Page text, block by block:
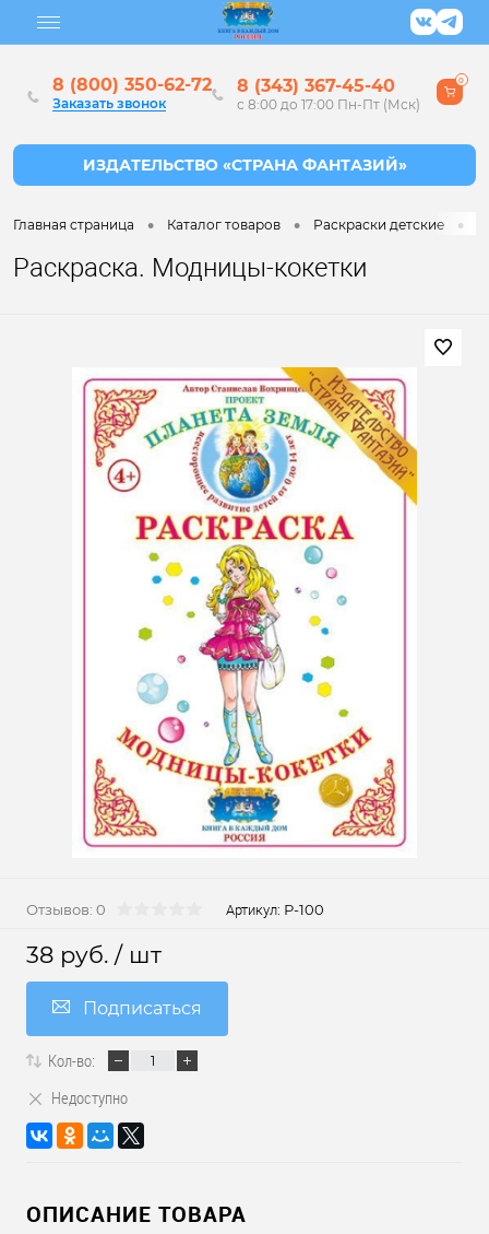
8 (800) 350-62-72
Заказать звонок
8 (343) 367-45-40
с 8:00 до 17:00 Пн-Пт (Мск)
0
Главная страница • Каталог товаров • Раскраски детские •
Раскраска. Модницы-кокетки
Отзывов: 0 Артикул: Р-100
38 руб. / шт
Подписаться
Кол-во:
Недоступно
ОПИСАНИЕ ТОВАРА